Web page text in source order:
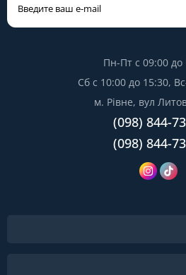
Пн-Пт с 09:00 до
Сб с 10:00 до 15:30,
м. Рівне, вул
(098) 844-
(098) 844-